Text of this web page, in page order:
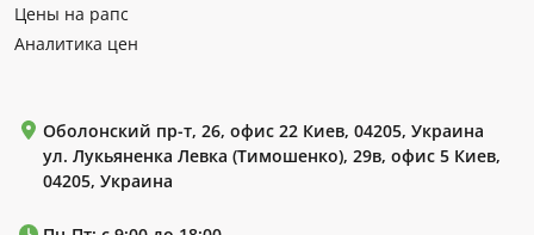
Цены на рапс
Аналитика цен
Оболонский пр-т, 26, офис 22 Киев, 04205, Украина
ул. Лукьяненка Левка (Тимошенко), 29в, офис 5 Киев,
04205, Украина